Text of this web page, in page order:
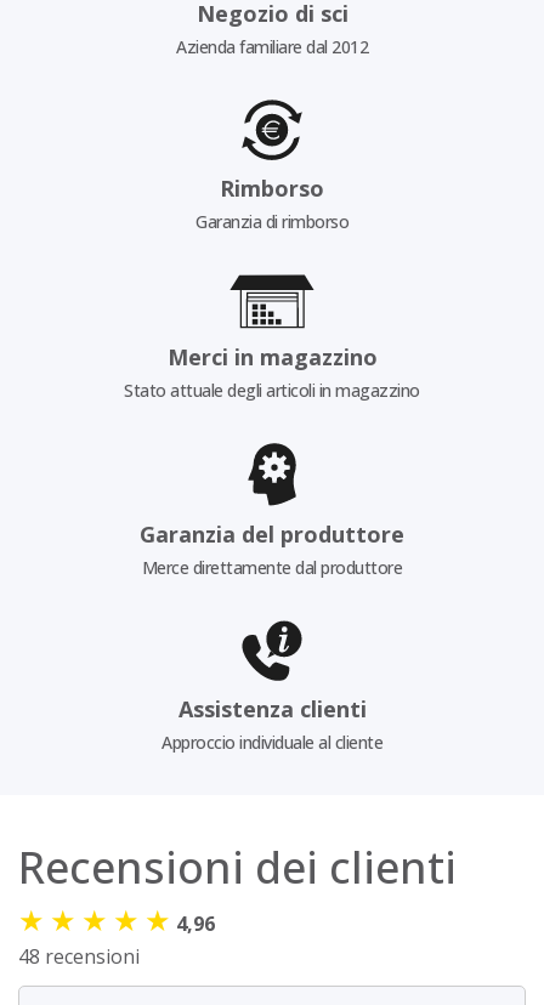
Negozio di sci
Azienda familiare dal 2012
Rimborso
Garanzia di rimborso
Merci in magazzino
Stato attuale degli articoli in magazzino
Garanzia del produttore
Merce direttamente dal produttore
Assistenza clienti
Approccio individuale al cliente
Recensioni dei clienti
★ ★ ★ ★ ★ 4,96
48 recensioni